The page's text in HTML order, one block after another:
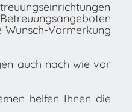
Wunsch-Vormerkung
auch nach wie vor
helfen Ihnen die